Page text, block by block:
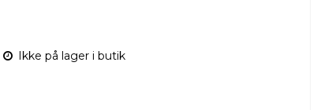
Ikke på lager i butik